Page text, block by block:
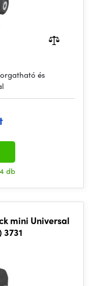
és
4 db
mini Universal